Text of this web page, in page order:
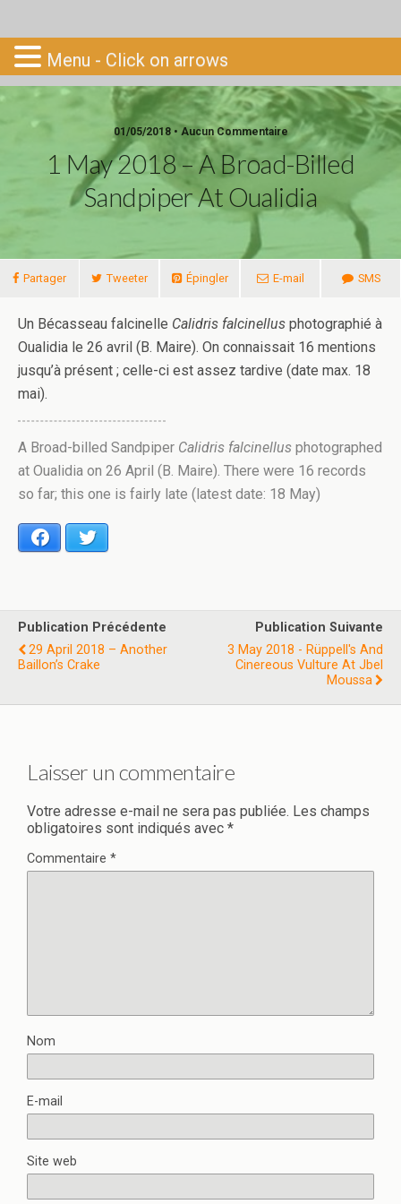
Go-South
01/05/2018 • Aucun Commentaire
1 May 2018 – A Broad-Billed
Sandpiper At Oualidia
Partager Tweeter Épingler E-mail SMS
Un Bécasseau falcinelle Calidris falcinellus photographié à
Oualidia le 26 avril (B. Maire). On connaissait 16 mentions
jusqu’à présent ; celle-ci est assez tardive (date max. 18
mai).
A Broad-billed Sandpiper Calidris falcinellus photographed
at Oualidia on 26 April (B. Maire). There were 16 records
so far; this one is fairly late (latest date: 18 May)
Facebook
Publication Précédente
29 April 2018 – Another
Baillon’s Crake
Publication Suivante
3 May 2018 - Rüppell's And
Cinereous Vulture At Jbel
Moussa
Laisser un commentaire
Votre adresse e-mail ne sera pas publiée. Les champs
obligatoires sont indiqués avec *
Commentaire *
Nom
E-mail
Site web
Menu - Click on arrows